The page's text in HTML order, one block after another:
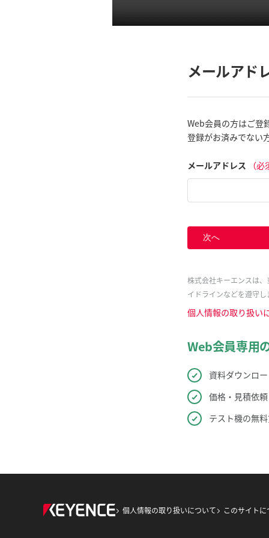
メールアド
Web会員の方はご登
登録がお済みでない
メールアドレス （
次へ
株式会社キーエンスは
イドラインなどを遵守し
個人情報の取り扱い
Web会員専用
資料ダウンロ
価格・見積依頼
テスト機の無
個人情報の取り扱いについて このサイトに